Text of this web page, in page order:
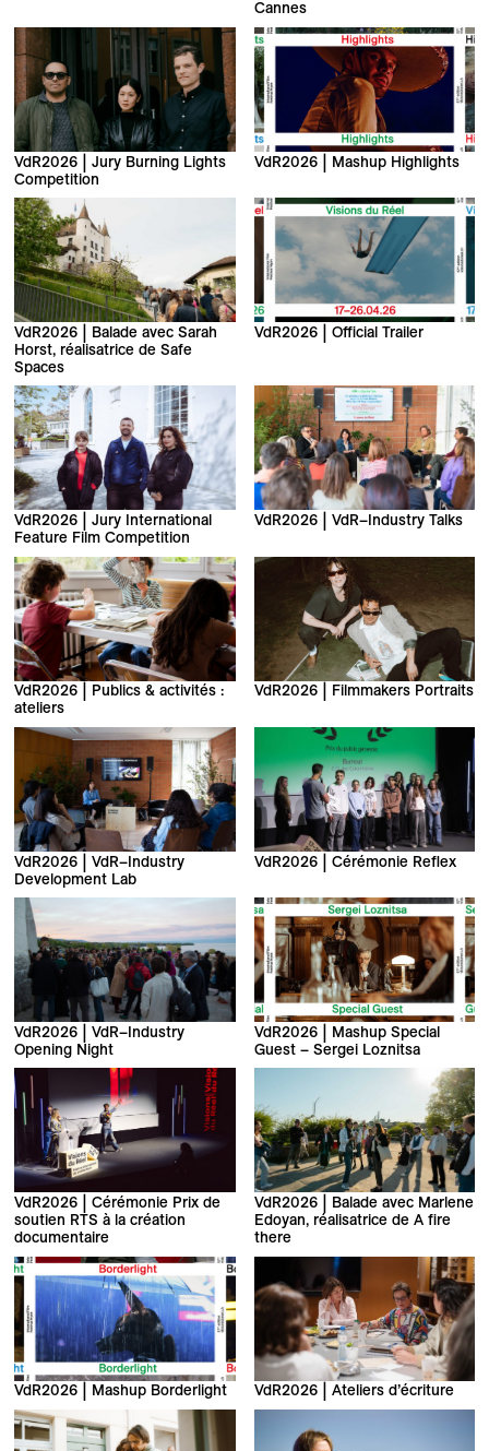
Cannes
VdR2026 | Jury Burning Lights
Competition
VdR2026 | Mashup Highlights
VdR2026 | Balade avec Sarah
Horst, réalisatrice de Safe
Spaces
VdR2026 | Official Trailer
VdR2026 | Jury International
Feature Film Competition
VdR2026 | VdR–Industry Talks
VdR2026 | Publics & activités :
ateliers
VdR2026 | Filmmakers Portraits
VdR2026 | VdR–Industry
Development Lab
VdR2026 | Cérémonie Reflex
VdR2026 | VdR–Industry
Opening Night
VdR2026 | Mashup Special
Guest – Sergei Loznitsa
VdR2026 | Cérémonie Prix de
soutien RTS à la création
documentaire
VdR2026 | Balade avec Marlene
Edoyan, réalisatrice de A fire
there
VdR2026 | Mashup Borderlight VdR2026 | Ateliers d’écriture